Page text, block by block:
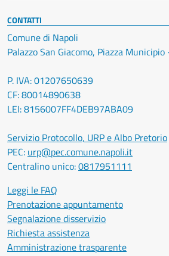
CONTATTI
Comune di Napoli
Palazzo San Giacomo, Piazza
P. IVA: 01207650639
CF: 80014890638
LEI: 8156007FF4DEB97ABA09
Servizio Protocollo, URP e Albo Pretorio
PEC: urp@pec.comune.napoli.it
Centralino unico:0817951111
Leggi le FAQ
Prenotazione appuntamento
Segnalazione disservizio
Richiesta assistenza
Amministrazione trasparente